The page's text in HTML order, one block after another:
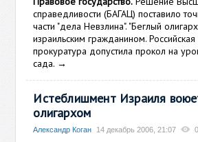
справедливости (БАГАЦ) поставило
части "дела Невзлина". "Беглый
израильским гражданином. Российская
прокуратура допустила прокол на
сада. →
Истеблишмент Израиля
олигархом
Александр Коган 14 декабрь 2006, 21:07 0